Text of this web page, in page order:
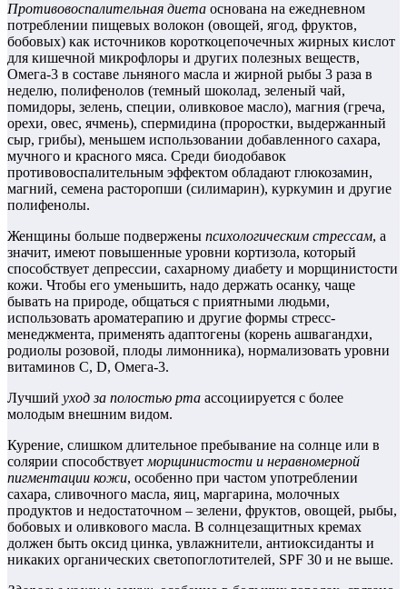
Противовоспалительная диета основана на ежедневном
потреблении пищевых волокон (овощей, ягод, фруктов,
бобовых) как источников короткоцепочечных жирных кислот
для кишечной микрофлоры и других полезных веществ,
Омега‑3 в составе льняного масла и жирной рыбы 3 раза в
неделю, полифенолов (темный шоколад, зеленый чай,
помидоры, зелень, специи, оливковое масло), магния (греча,
орехи, овес, ячмень), спермидина (проростки, выдержанный
сыр, грибы), меньшем использовании добавленного сахара,
мучного и красного мяса. Среди биодобавок
противовоспалительным эффектом обладают глюкозамин,
магний, семена расторопши (силимарин), куркумин и другие
полифенолы.
Женщины больше подвержены психологическим стрессам, а
значит, имеют повышенные уровни кортизола, который
способствует депрессии, сахарному диабету и морщинистости
кожи. Чтобы его уменьшить, надо держать осанку, чаще
бывать на природе, общаться с приятными людьми,
использовать ароматерапию и другие формы стресс-
менеджмента, применять адаптогены (корень ашвагандхи,
родиолы розовой, плоды лимонника), нормализовать уровни
витаминов С, D, Омега‑3.
Лучший уход за полостью рта ассоциируется с более
молодым внешним видом.
Курение, слишком длительное пребывание на солнце или в
солярии способствует морщинистости и неравномерной
пигментации кожи, особенно при частом употреблении
сахара, сливочного масла, яиц, маргарина, молочных
продуктов и недостаточном – зелени, фруктов, овощей, рыбы,
бобовых и оливкового масла. В солнцезащитных кремах
должен быть оксид цинка, увлажнители, антиоксиданты и
никаких органических светопоглотителей, SPF 30 и не выше.